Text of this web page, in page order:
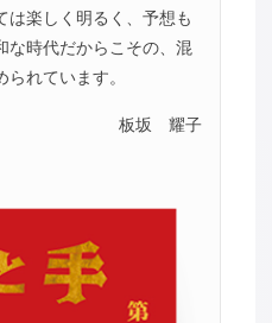
は楽しく明るく、予想も
な時代だからこその、混
れています。
板坂 耀子